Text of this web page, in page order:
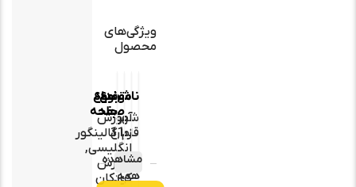
ویژگی‌های
محصول
ناشر
شهر
قلم
موضوع
آموزش
زبان
انگلیسی,
آموزش
کودکان
تعداد
صفحه
11
نوع
جلد
گالینگور
مشاهده
همه